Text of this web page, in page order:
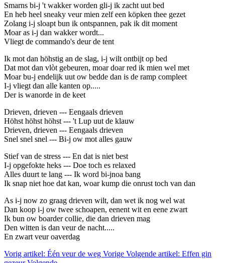
Smarns bi-j 't wakker worden gli-j ik zacht uut bed
En heb heel sneaky veur mien zelf een köpken thee gezet
Zolang i-j sloapt bun ik ontspannen, pak ik dit moment
Moar as i-j dan wakker wordt...
Vliegt de commando's deur de tent
Ik mot dan höhstig an de slag, i-j wilt ontbijt op bed
Dat mot dan vlòt gebeuren, moar doar red ik mien wel met
Moar bu-j endelijk uut ow bedde dan is de ramp compleet
I-j vliegt dan alle kanten op.....
Der is wanorde in de keet
Drieven, drieven --- Eengaals drieven
Höhst höhst höhst --- 't Lup uut de klauw
Drieven, drieven --- Eengaals drieven
Snel snel snel --- Bi-j ow mot alles gauw
Stief van de stress --- En dat is niet best
I-j opgefokte heks --- Doe toch es relaxed
Alles duurt te lang --- Ik word bi-jnoa bang
Ik snap niet hoe dat kan, woar kump die onrust toch van dan
As i-j now zo graag drieven wilt, dan wet ik nog wel wat
Dan koop i-j ow twee schoapen, eenent wit en eene zwart
Ik bun ow boarder collie, die dan drieven mag
Den witten is dan veur de nacht.....
En zwart veur oaverdag
Vorig artikel: Één veur de weg Vorige Volgende artikel: Effen gin